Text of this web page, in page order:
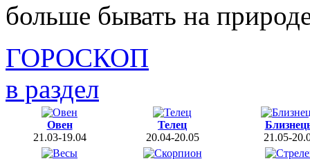
больше бывать на
ГОРОСКОП
в раздел
Овен
21.03-19.04
Телец
20.04-20.05
21.05-